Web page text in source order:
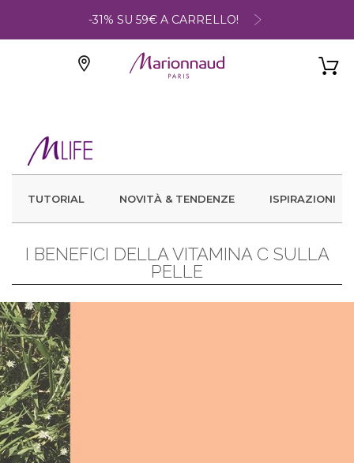
-31% SU 59€ A CARRELLO!
TUTORIAL NOVITÀ & TENDENZE ISPIRAZIONI
I BENEFICI DELLA VITAMINA C SULLA
PELLE